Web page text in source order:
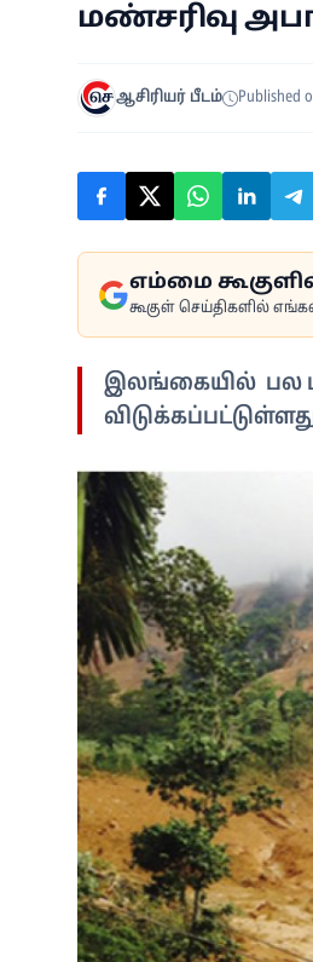
மண்சரிவு
ஆசிரியர் பீடம் Published
எம்மை
கூகுள் செய்திகளில்
இலங்கையில் பல